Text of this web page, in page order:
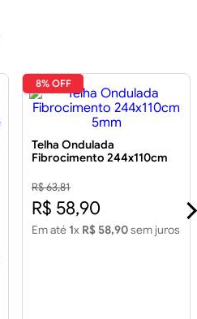
8% OFF
Telha Ondulada
Fibrocimento 244x110cm
R$ 63,81
R$ 58,90
Em até 1x R$ 58,90sem juros